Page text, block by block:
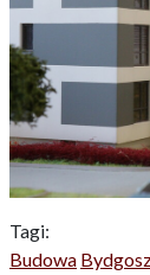
Tagi:
Budowa